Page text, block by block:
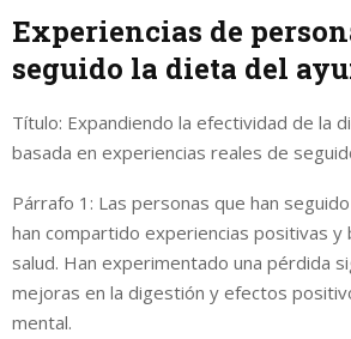
Experiencias de
seguido la dieta del
Título: Expandiendo la efectividad de la
basada en experiencias reales de
Párrafo 1: Las personas que han
han compartido experiencias positivas y
salud. Han experimentado una pérdida
mejoras en la digestión y efectos
mental.